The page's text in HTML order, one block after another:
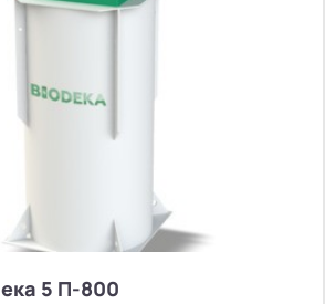
5 П-800